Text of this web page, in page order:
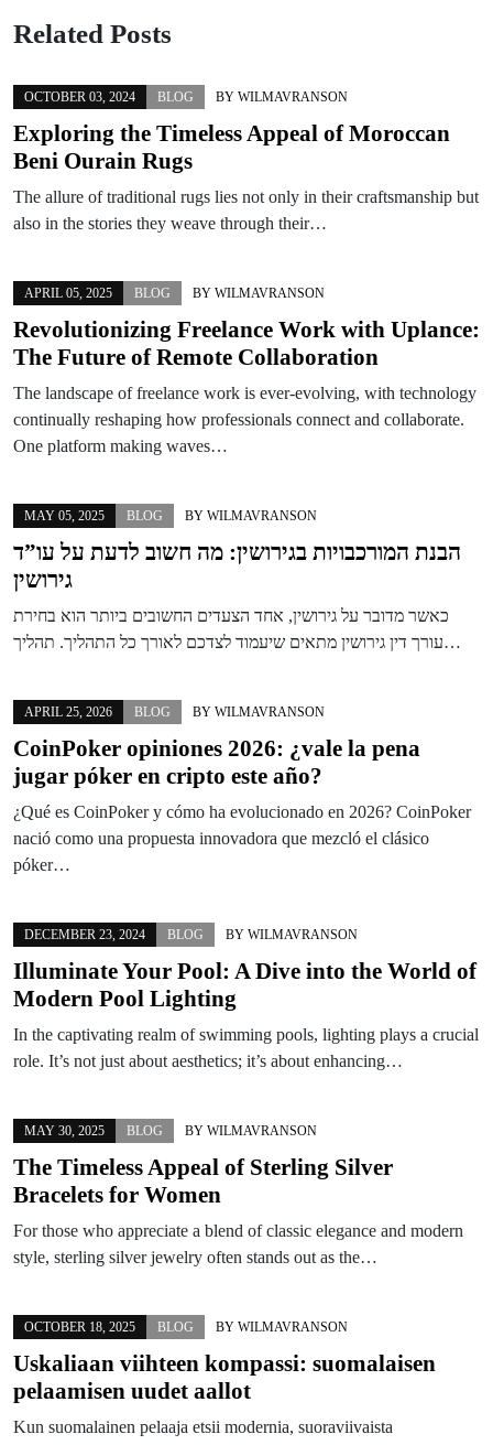
Related Posts
OCTOBER 03, 2024 BLOG BY WILMAVRANSON
Exploring the Timeless Appeal of Moroccan
Beni Ourain Rugs
The allure of traditional rugs lies not only in their craftsmanship but
also in the stories they weave through their…
APRIL 05, 2025 BLOG BY WILMAVRANSON
Revolutionizing Freelance Work with Uplance:
The Future of Remote Collaboration
The landscape of freelance work is ever-evolving, with technology
continually reshaping how professionals connect and collaborate.
One platform making waves…
MAY 05, 2025 BLOG BY WILMAVRANSON
הבנת המורכבויות בגירושין: מה חשוב לדעת על עו”ד
גירושין
כאשר מדובר על גירושין, אחד הצעדים החשובים ביותר הוא בחירת
עורך דין גירושין מתאים שיעמוד לצדכם לאורך כל התהליך. תהליך…
APRIL 25, 2026 BLOG BY WILMAVRANSON
CoinPoker opiniones 2026: ¿vale la pena
jugar póker en cripto este año?
¿Qué es CoinPoker y cómo ha evolucionado en 2026? CoinPoker
nació como una propuesta innovadora que mezcló el clásico
póker…
DECEMBER 23, 2024 BLOG BY WILMAVRANSON
Illuminate Your Pool: A Dive into the World of
Modern Pool Lighting
In the captivating realm of swimming pools, lighting plays a crucial
role. It’s not just about aesthetics; it’s about enhancing…
MAY 30, 2025 BLOG BY WILMAVRANSON
The Timeless Appeal of Sterling Silver
Bracelets for Women
For those who appreciate a blend of classic elegance and modern
style, sterling silver jewelry often stands out as the…
OCTOBER 18, 2025 BLOG BY WILMAVRANSON
Uskaliaan viihteen kompassi: suomalaisen
pelaamisen uudet aallot
Kun suomalainen pelaaja etsii modernia, suoraviivaista